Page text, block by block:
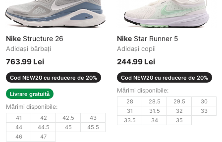
Nike Structure 26
Adidași bărbați
763.99 Lei
Cod NEW20 cu reducere de 20%
Livrare gratuită
Mărimi disponibile:
41 42 42.5
43
44
44.5 45
45.5
46
47
Nike Star Runner 5
Adidași copii
244.99 Lei
Cod NEW20 cu reducere de 20%
Mărimi disponibile:
28 28.5 29.5
30
31
31.5 32
33
33.5
34 35